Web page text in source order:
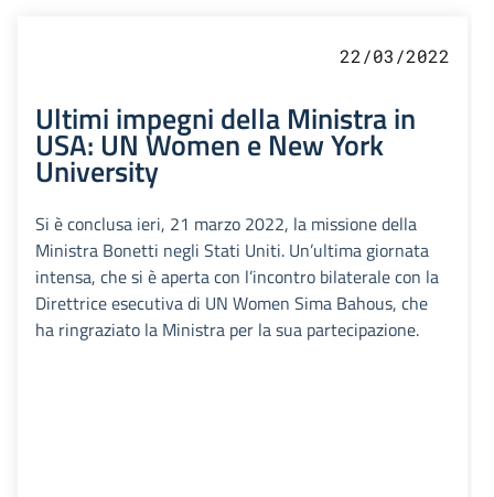
22/03/2022
Ultimi impegni della Ministra in
USA: UN Women e New York
University
Si è conclusa ieri, 21 marzo 2022, la missione della
Ministra Bonetti negli Stati Uniti. Un’ultima giornata
intensa, che si è aperta con l’incontro bilaterale con la
Direttrice esecutiva di UN Women Sima Bahous, che
ha ringraziato la Ministra per la sua partecipazione.